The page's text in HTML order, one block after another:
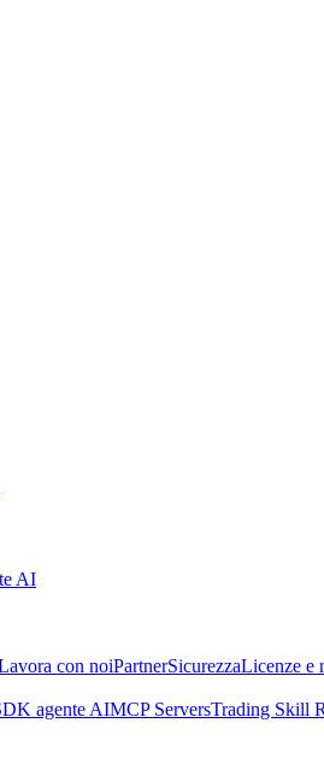
AI
con noiPartnerSicurezzaLicenze e
agente AIMCP ServersTrading Skill